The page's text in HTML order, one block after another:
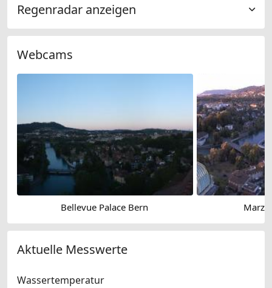
Regenradar anzeigen
Webcams
Bellevue Palace Bern
Aktuelle Messwerte
Wassertemperatur